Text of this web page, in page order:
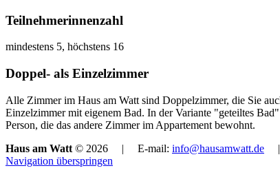
Teilnehmerinnenzahl
mindestens 5, höchstens 16
Doppel- als Einzelzimmer
Alle Zimmer im Haus am Watt sind Doppelzimmer, die Sie
Einzelzimmer mit eigenem Bad. In der Variante "geteiltes
Person, die das andere Zimmer im Appartement bewohnt.
Haus am Watt © 2026 | E-mail: info@hausamwatt.de |
Navigation überspringen